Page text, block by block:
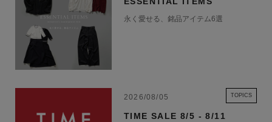
永く愛せる、銘品アイテム6選
2026/08/05 TOPICS
TIME SALE 8/5 - 8/11